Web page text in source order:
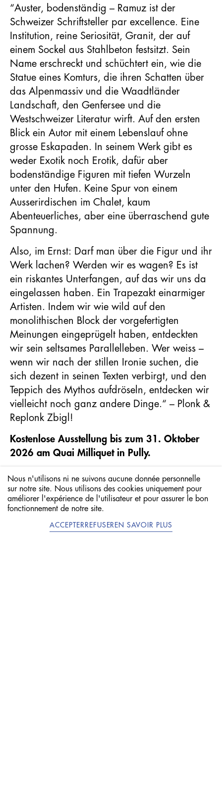
NEWSLETTER
“Auster, bodenständig – Ramuz ist der
Schweizer Schriftsteller par excellence. Eine
Institution, reine Seriosität, Granit, der auf
einem Sockel aus Stahlbeton festsitzt. Sein
Name erschreckt und schüchtert ein, wie die
Statue eines Komturs, die ihren Schatten über
das Alpenmassiv und die Waadtländer
Landschaft, den Genfersee und die
Westschweizer Literatur wirft. Auf den ersten
Blick ein Autor mit einem Lebenslauf ohne
grosse Eskapaden. In seinem Werk gibt es
weder Exotik noch Erotik, dafür aber
bodenständige Figuren mit tiefen Wurzeln
unter den Hufen. Keine Spur von einem
Ausserirdischen im Chalet, kaum
Abenteuerliches, aber eine überraschend gute
Spannung.
Also, im Ernst: Darf man über die Figur und ihr
Werk lachen? Werden wir es wagen? Es ist
ein riskantes Unterfangen, auf das wir uns da
eingelassen haben. Ein Trapezakt einarmiger
Artisten. Indem wir wie wild auf den
monolithischen Block der vorgefertigten
Meinungen eingeprügelt haben, entdeckten
wir sein seltsames Parallelleben. Wer weiss –
wenn wir nach der stillen Ironie suchen, die
sich dezent in seinen Texten verbirgt, und den
Teppich des Mythos aufdröseln, entdecken wir
vielleicht noch ganz andere Dinge.“ – Plonk &
Replonk Zbigl!
Kostenlose Ausstellung bis zum 31. Oktober
2026 am Quai Milliquet in Pully.
Öffentliche Vernissage: Mittwoch, 3. Juni 2026
um 18:00 Uhr in der Bar La Générale, Quai
Milliquet, 1009 Pully
Weitere Informationen zur Vernissage sowie
Nous n'utilisons ni ne suivons aucune donnée personnelle
sur notre site. Nous utilisons des cookies uniquement pour
améliorer l'expérience de l'utilisateur et pour assurer le bon
fonctionnement de notre site.
ACCEPTER REFUSER EN SAVOIR PLUS